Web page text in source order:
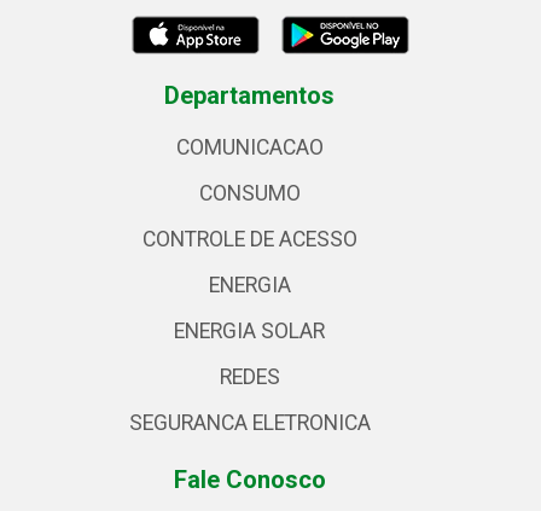
Departamentos
COMUNICACAO
CONSUMO
CONTROLE DE ACESSO
ENERGIA
ENERGIA SOLAR
REDES
SEGURANCA ELETRONICA
Fale Conosco